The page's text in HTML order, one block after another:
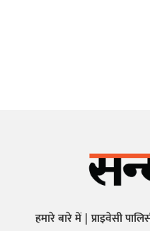
हमारे बारे में प्राइवेसी